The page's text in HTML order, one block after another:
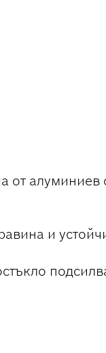
от алуминиев
и